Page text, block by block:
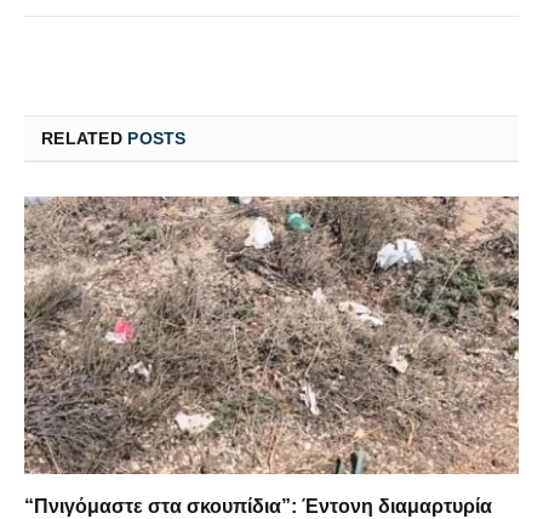
RELATED POSTS
“Πνιγόμαστε στα σκουπίδια”: Έντονη διαμαρτυρία